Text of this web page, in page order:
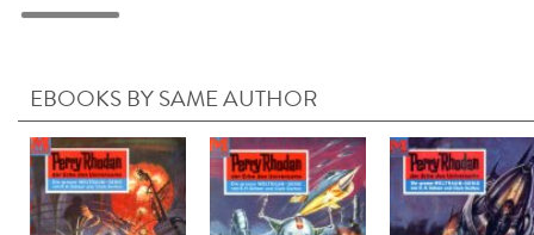
EBOOKS BY SAME AUTHOR